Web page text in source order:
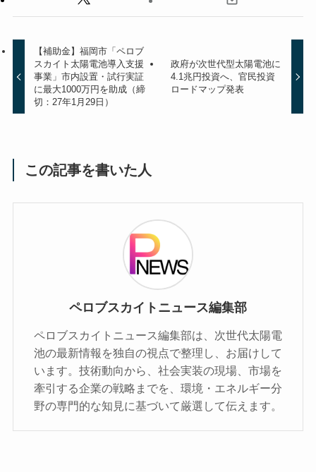
【補助金】福岡市「ペロブ
スカイト太陽電池導入支援
事業」市内設置・試行実証
に最大1000万円を助成（締
切：27年1月29日）
政府が次世代型太陽電池に
4.1兆円投資へ、官民投資
ロードマップ発表
この記事を書いた人
ペロブスカイトニュース編集部
ペロブスカイトニュース編集部は、次世代太陽電
池の最新情報を独自の視点で整理し、お届けして
います。技術動向から、社会実装の現場、市場を
牽引する企業の戦略までを、環境・エネルギー分
野の専門的な知見に基づいて厳選して伝えます。